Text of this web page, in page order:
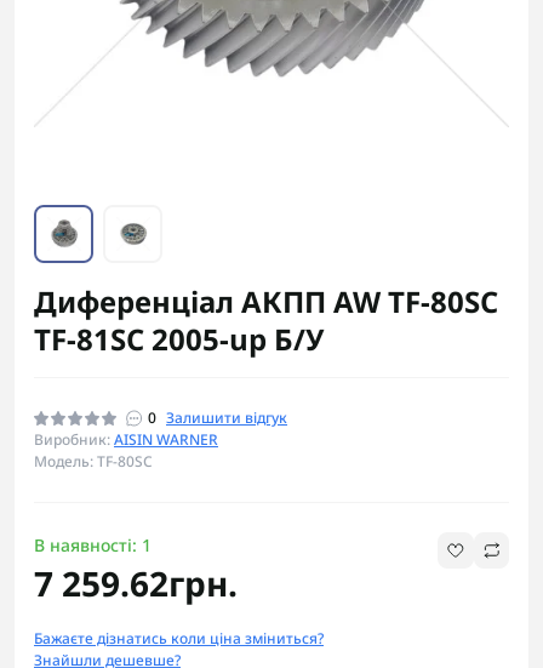
Диференціал АКПП AW TF-80SC
TF-81SC 2005-up Б/У
0 Залишити відгук
Виробник:AISIN WARNER
Модель: TF-80SC
В наявності: 1
7 259.62грн.
Бажаєте дізнатись коли ціна зміниться?
Знайшли дешевше?